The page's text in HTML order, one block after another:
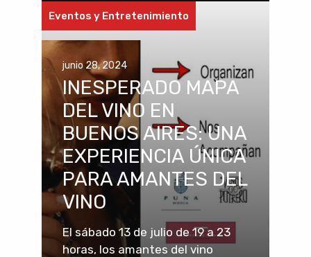
Eventos y Entretenimiento
junio 28, 2024
INESPERADO MAPA
DEL VINO EN
BUENOS AIRES: UNA
EXPERIENCIA ÚNICA
PARA AMANTES DEL
VINO
El sábado 13 de julio de 19 a 23
horas, los amantes del vino